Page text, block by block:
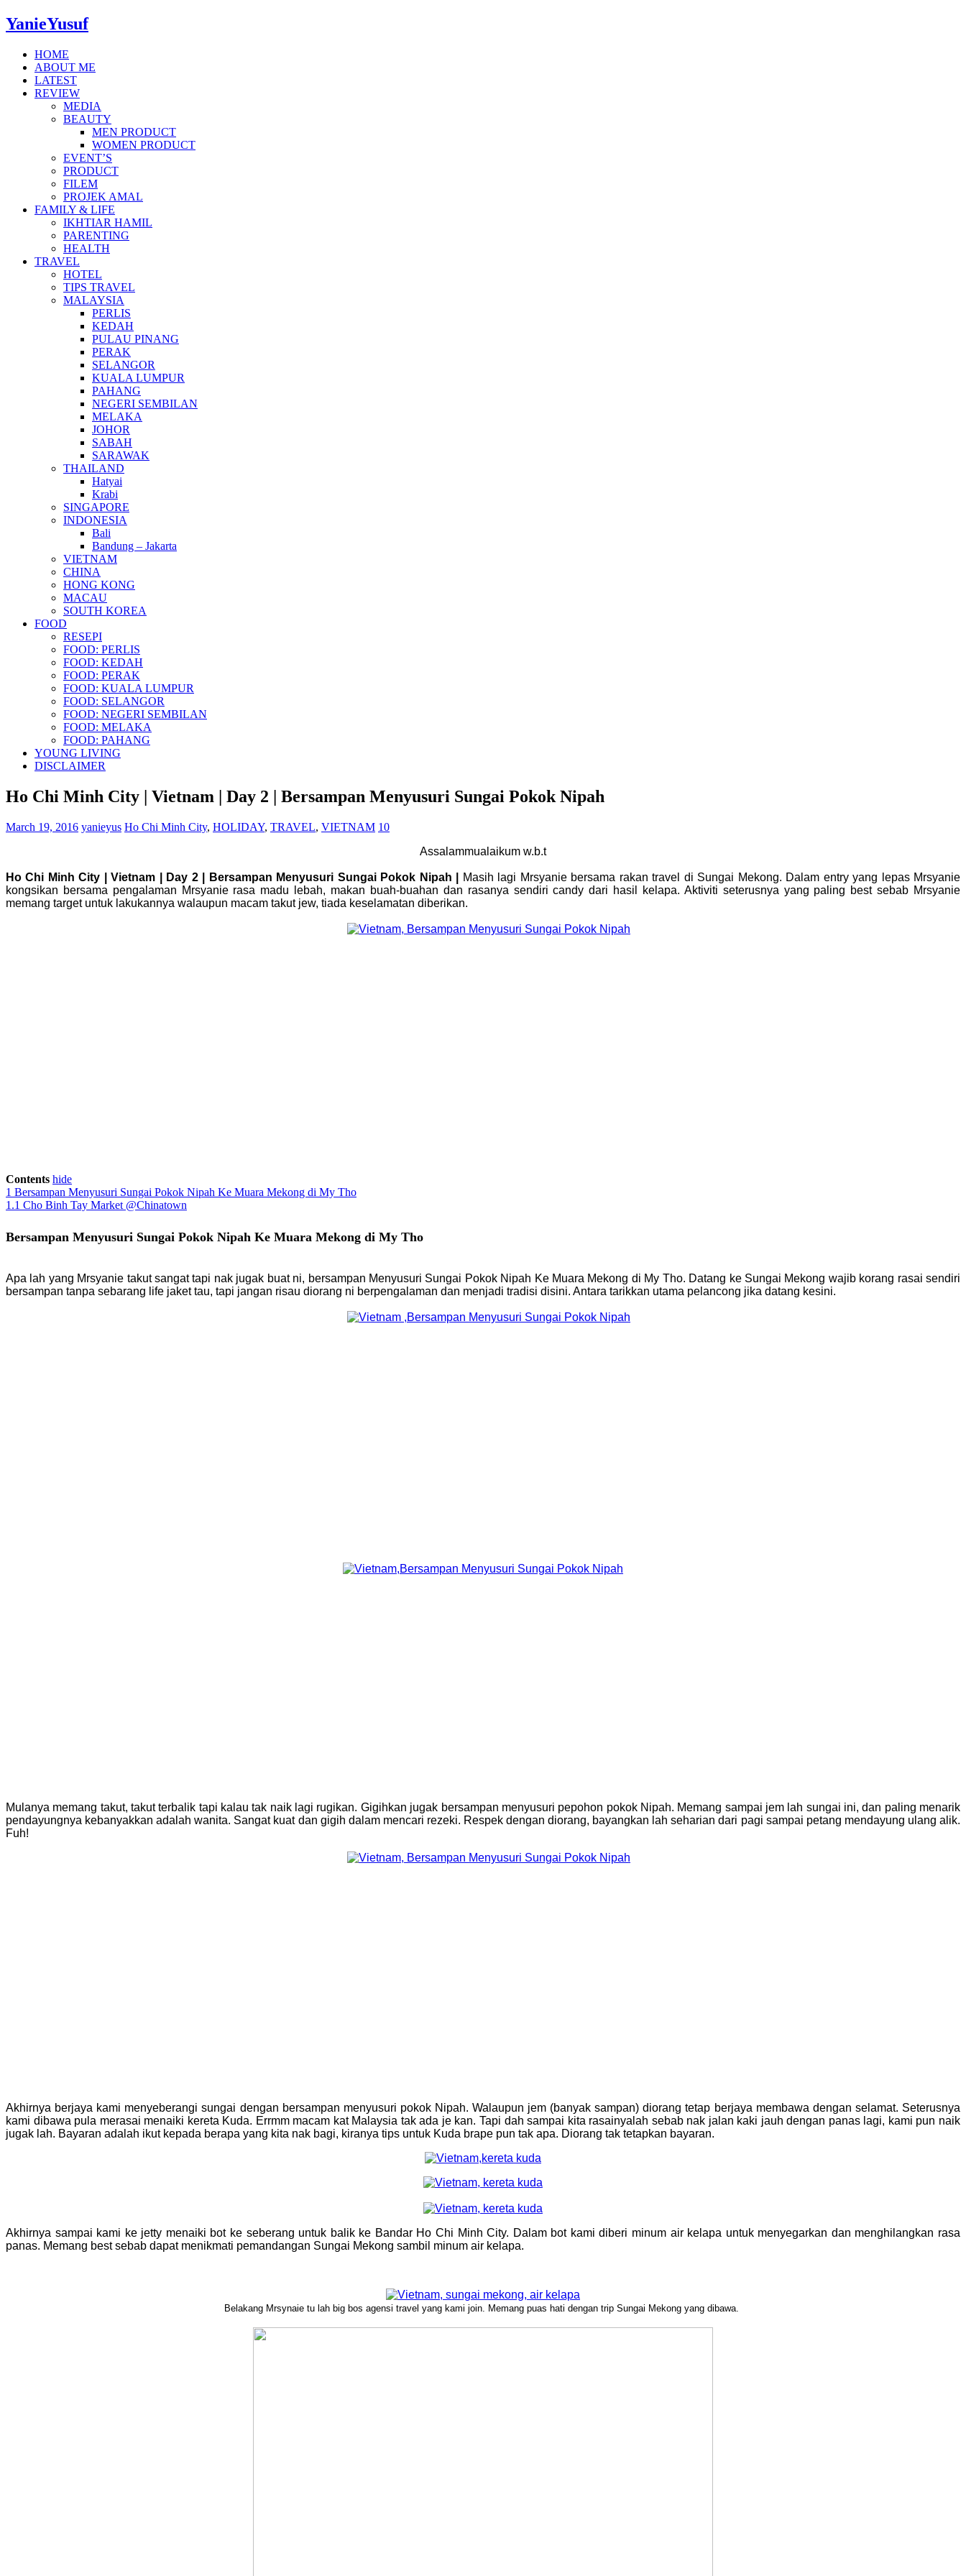
YanieYusuf
HOME
ABOUT ME
LATEST
REVIEW
MEDIA
BEAUTY
MEN PRODUCT
WOMEN PRODUCT
EVENT’S
PRODUCT
FILEM
PROJEK AMAL
FAMILY & LIFE
IKHTIAR HAMIL
PARENTING
HEALTH
TRAVEL
HOTEL
TIPS TRAVEL
MALAYSIA
PERLIS
KEDAH
PULAU PINANG
PERAK
SELANGOR
KUALA LUMPUR
PAHANG
NEGERI SEMBILAN
MELAKA
JOHOR
SABAH
SARAWAK
THAILAND
Hatyai
Krabi
SINGAPORE
INDONESIA
Bali
Bandung – Jakarta
VIETNAM
CHINA
HONG KONG
MACAU
SOUTH KOREA
FOOD
RESEPI
FOOD: PERLIS
FOOD: KEDAH
FOOD: PERAK
FOOD: KUALA LUMPUR
FOOD: SELANGOR
FOOD: NEGERI SEMBILAN
FOOD: MELAKA
FOOD: PAHANG
YOUNG LIVING
DISCLAIMER
Ho Chi Minh City | Vietnam | Day 2 | Bersampan Menyusuri Sungai Pokok Nipah
March 19, 2016 yanieyus Ho Chi Minh City, HOLIDAY, TRAVEL, VIETNAM 10
Assalammualaikum w.b.t
Ho Chi Minh City | Vietnam | Day 2 | Bersampan Menyusuri Sungai Pokok Nipah |
Masih lagi Mrsyanie bersama rakan travel di Sungai Mekong. Dalam entry yang lepas Mrsyanie
kongsikan bersama pengalaman Mrsyanie rasa madu lebah, makan buah-buahan dan rasanya sendiri candy dari hasil kelapa. Aktiviti seterusnya yang paling best sebab Mrsyanie
memang target untuk lakukannya walaupun macam takut jew, tiada keselamatan diberikan.
Contents hide
1 Bersampan Menyusuri Sungai Pokok Nipah Ke Muara Mekong di My Tho
1.1 Cho Binh Tay Market @Chinatown
Bersampan Menyusuri Sungai Pokok Nipah Ke Muara Mekong di My Tho
Apa lah yang Mrsyanie takut sangat tapi nak jugak buat ni, bersampan Menyusuri Sungai Pokok Nipah Ke Muara Mekong di My Tho. Datang ke Sungai Mekong wajib korang rasai sendiri
bersampan tanpa sebarang life jaket tau, tapi jangan risau diorang ni berpengalaman dan menjadi tradisi disini. Antara tarikkan utama pelancong jika datang kesini.
Mulanya memang takut, takut terbalik tapi kalau tak naik lagi rugikan. Gigihkan jugak bersampan menyusuri pepohon pokok Nipah. Memang sampai jem lah sungai ini, dan paling menarik
pendayungnya kebanyakkan adalah wanita. Sangat kuat dan gigih dalam mencari rezeki. Respek dengan diorang, bayangkan lah seharian dari pagi sampai petang mendayung ulang alik.
Fuh!
Akhirnya berjaya kami menyeberangi sungai dengan bersampan menyusuri pokok Nipah. Walaupun jem (banyak sampan) diorang tetap berjaya membawa dengan selamat. Seterusnya
kami dibawa pula merasai menaiki kereta Kuda. Errmm macam kat Malaysia tak ada je kan. Tapi dah sampai kita rasainyalah sebab nak jalan kaki jauh dengan panas lagi, kami pun naik
jugak lah. Bayaran adalah ikut kepada berapa yang kita nak bagi, kiranya tips untuk Kuda brape pun tak apa. Diorang tak tetapkan bayaran.
Akhirnya sampai kami ke jetty menaiki bot ke seberang untuk balik ke Bandar Ho Chi Minh City. Dalam bot kami diberi minum air kelapa untuk menyegarkan dan menghilangkan rasa
panas. Memang best sebab dapat menikmati pemandangan Sungai Mekong sambil minum air kelapa.
Belakang Mrsynaie tu lah big bos agensi travel yang kami join. Memang puas hati dengan trip Sungai Mekong yang dibawa.